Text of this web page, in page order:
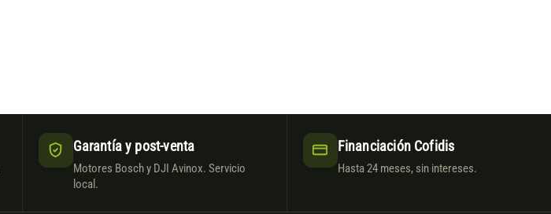
Garantía y post-venta
Motores Bosch y DJI Avinox. Servicio
local.
Financiación Cofidis
Hasta 24 meses, sin intereses.